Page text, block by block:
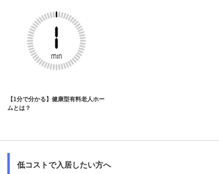
【1分で分かる】健康型有料老人ホー
ムとは？
低コストで入居したい方へ